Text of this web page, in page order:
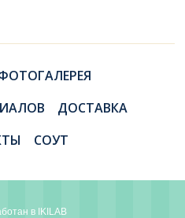
ДОСТАВКА
СОУТ
в IKILAB